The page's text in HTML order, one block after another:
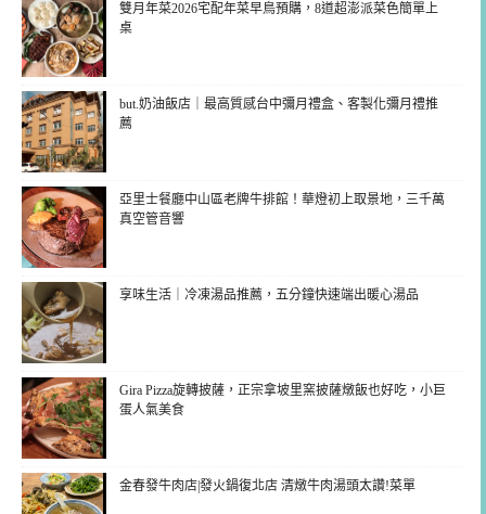
雙月年菜2026宅配年菜早鳥預購，8道超澎派菜色簡單上
桌
but.奶油飯店｜最高質感台中彌月禮盒、客製化彌月禮推
薦
亞里士餐廳中山區老牌牛排館！華燈初上取景地，三千萬
真空管音響
享味生活｜冷凍湯品推薦，五分鐘快速端出暖心湯品
Gira Pizza旋轉披薩，正宗拿坡里窯披薩燉飯也好吃，小巨
蛋人氣美食
金春發牛肉店|發火鍋復北店 清燉牛肉湯頭太讚!菜單